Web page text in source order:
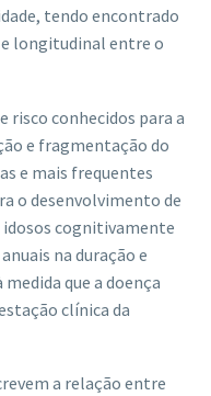
tendo encontrado
longitudinal entre o
risco conhecidos para a
e fragmentação do
e mais frequentes
o desenvolvimento de
cognitivamente
na duração e
que a doença
clínica da
a relação entre